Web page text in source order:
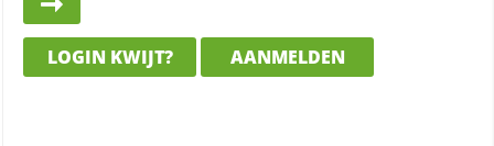
LOGIN KWIJT? AANMELDEN